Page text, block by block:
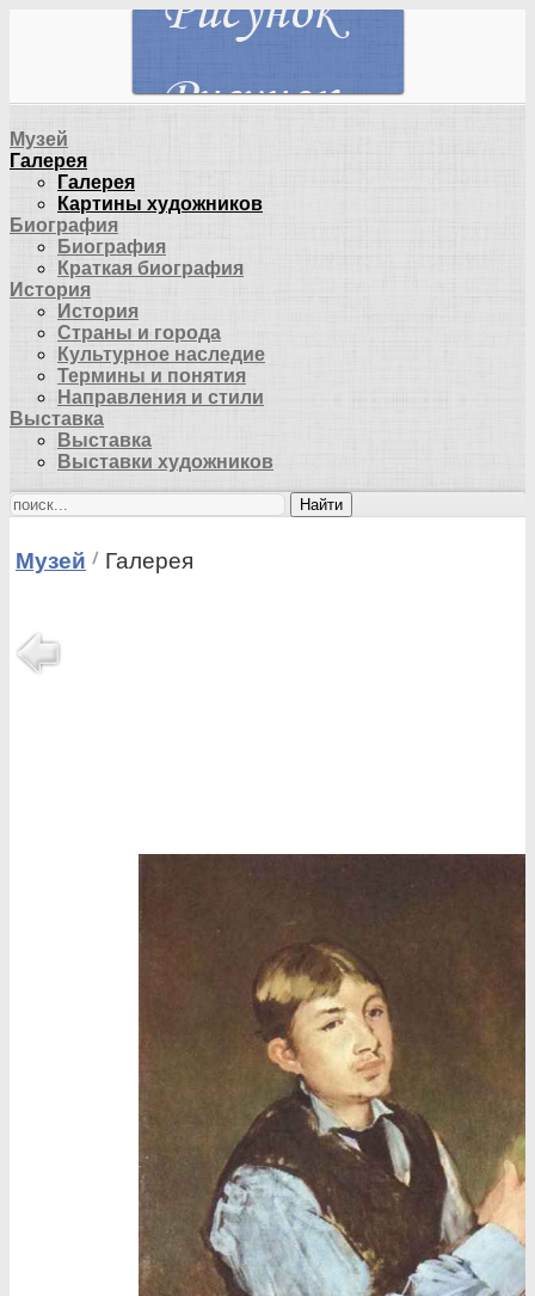
Музей
Галерея
Галерея
Картины художников
Биография
Биография
Краткая биография
История
История
Страны и города
Культурное наследие
Термины и понятия
Направления и стили
Выставка
Выставка
Выставки художников
Найти
Музей Галерея